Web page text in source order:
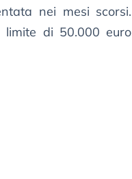
nei mesi scorsi.
limite di 50.000 euro